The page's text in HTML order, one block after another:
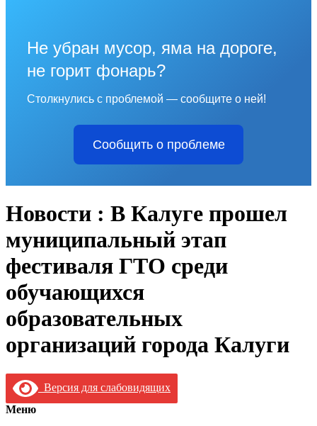
Не убран мусор, яма на дороге,
не горит фонарь?
Столкнулись с проблемой — сообщите о ней!
Сообщить о проблеме
Новости : В Калуге прошел
муниципальный этап
фестиваля ГТО среди
обучающихся
образовательных
организаций города Калуги
Версия для слабовидящих
Меню